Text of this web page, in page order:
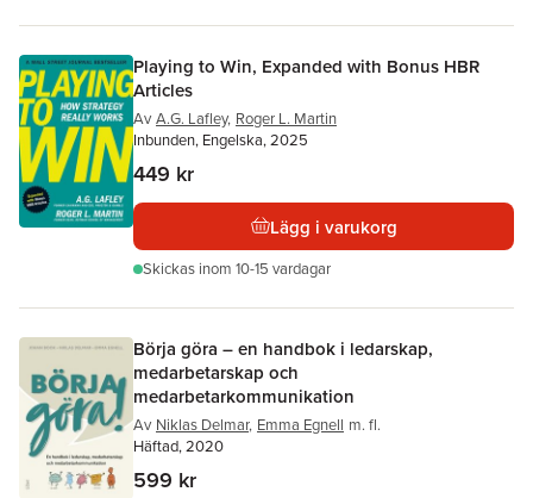
Playing to Win, Expanded with Bonus HBR
Articles
Av A.G. Lafley, Roger L. Martin
Inbunden, Engelska, 2025
449 kr
Lägg i varukorg
Skickas inom 10-15 vardagar
Börja göra – en handbok i ledarskap,
medarbetarskap och
medarbetarkommunikation
Av Niklas Delmar, Emma Egnell m. fl.
Häftad, 2020
599 kr